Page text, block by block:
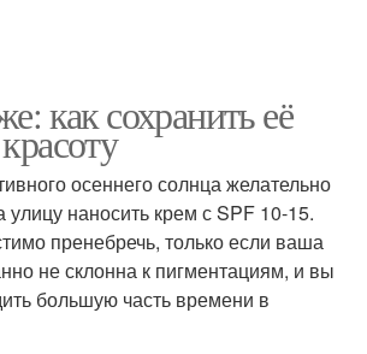
как сохранить её
осеннего солнца желательно
наносить крем с SPF 10-15.
пренебречь, только если ваша
не склонна к пигментациям, и вы
большую часть времени в